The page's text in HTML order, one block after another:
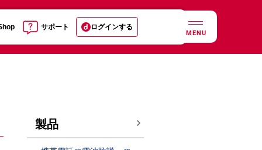
サポート ログインする
MENU
製品